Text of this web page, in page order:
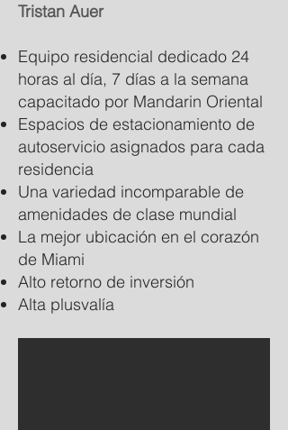
Tristan Auer
Equipo residencial dedicado 24
horas al día, 7 días a la semana
capacitado por Mandarin Oriental
Espacios de estacionamiento de
autoservicio asignados para cada
residencia
Una variedad incomparable de
amenidades de clase mundial
La mejor ubicación en el corazón
de Miami
Alto retorno de inversión
Alta plusvalía